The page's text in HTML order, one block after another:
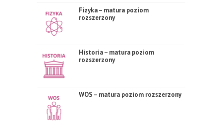
Fizyka – matura poziom
rozszerzony
Historia – matura poziom
rozszerzony
WOS – matura poziom rozszerzony